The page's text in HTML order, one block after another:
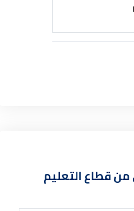
من قطاع التعليم